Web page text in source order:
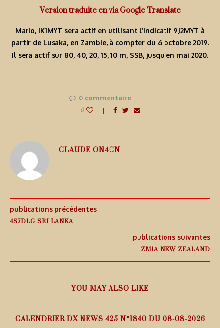
Version traduite en via Google Translate
Mario, IK1MYT sera actif en utilisant l’indicatif 9J2MYT à
partir de Lusaka, en Zambie, à compter du 6 octobre 2019.
Il sera actif sur 80, 40, 20, 15, 10 m, SSB, jusqu’en mai 2020.
0 commentaire
0
CLAUDE ON4CN
publications précédentes
4S7DLG SRI LANKA
publications suivantes
ZM1A NEW ZEALAND
YOU MAY ALSO LIKE
CALENDRIER DX NEWS 425 N°1840 DU 08-08-2026